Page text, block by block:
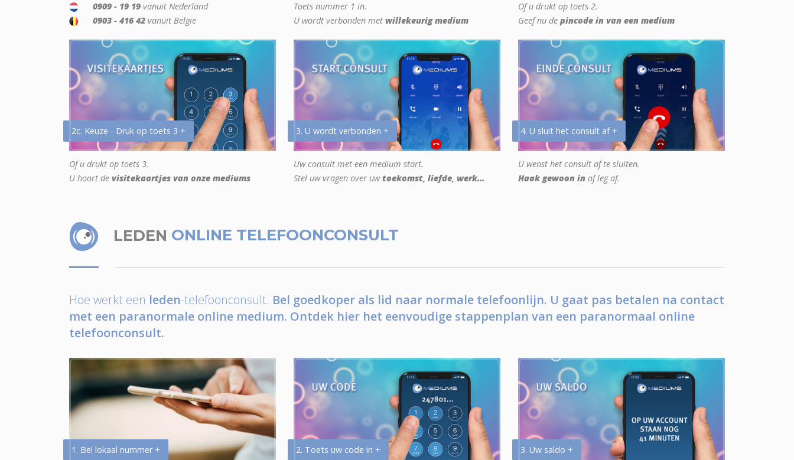
0909 - 19 19 vanuit Nederland
0903 - 416 42 vanuit België
Toets nummer 1 in.
U wordt verbonden met willekeurig medium
Of u drukt op toets 2.
Geef nu de pincode in van een medium
2c. Keuze - Druk op toets 3 +
Of u drukt op toets 3.
U hoort de visitekaartjes van onze mediums
3. U wordt verbonden +
Uw consult met een medium start.
Stel uw vragen over uwtoekomst, liefde, werk...
4. U sluit het consult af +
U wenst het consult af te sluiten.
Haak gewoon in of leg af.
LEDEN ONLINE TELEFOONCONSULT
Hoe werkt een leden-telefoonconsult. Bel goedkoper als lid naar normale telefoonlijn. U gaat pas betalen na contact
met een paranormale online medium. Ontdek hier het eenvoudige stappenplan van een paranormaal online
telefoonconsult.
1. Bel lokaal nummer + 2. Toets uw code in + 3. Uw saldo +